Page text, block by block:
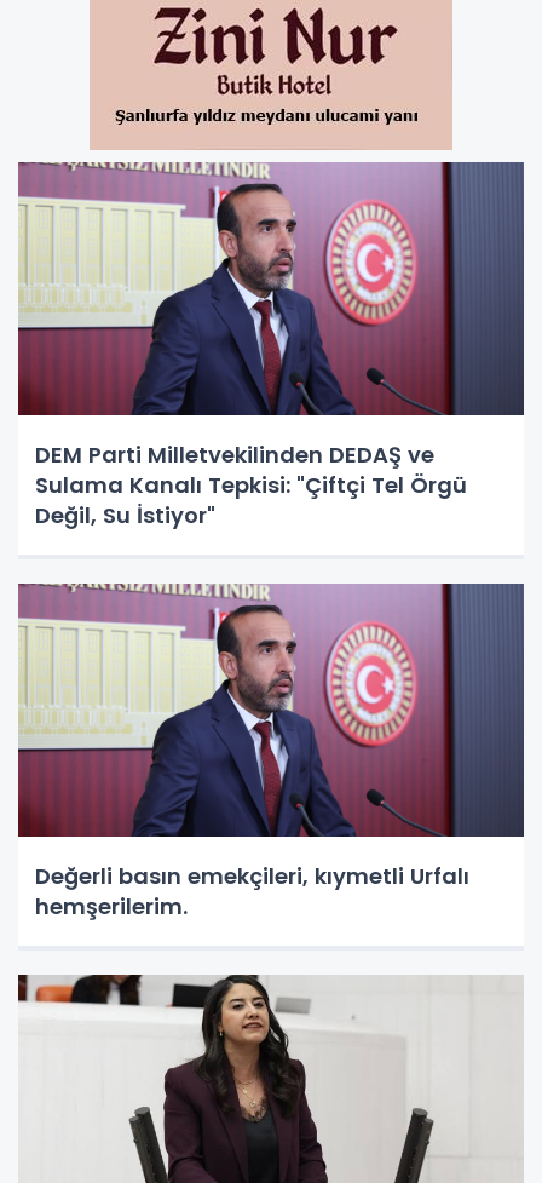
DEM Parti Milletvekilinden DEDAŞ ve
Sulama Kanalı Tepkisi: "Çiftçi Tel Örgü
Değil, Su İstiyor"
Değerli basın emekçileri, kıymetli Urfalı
hemşerilerim.